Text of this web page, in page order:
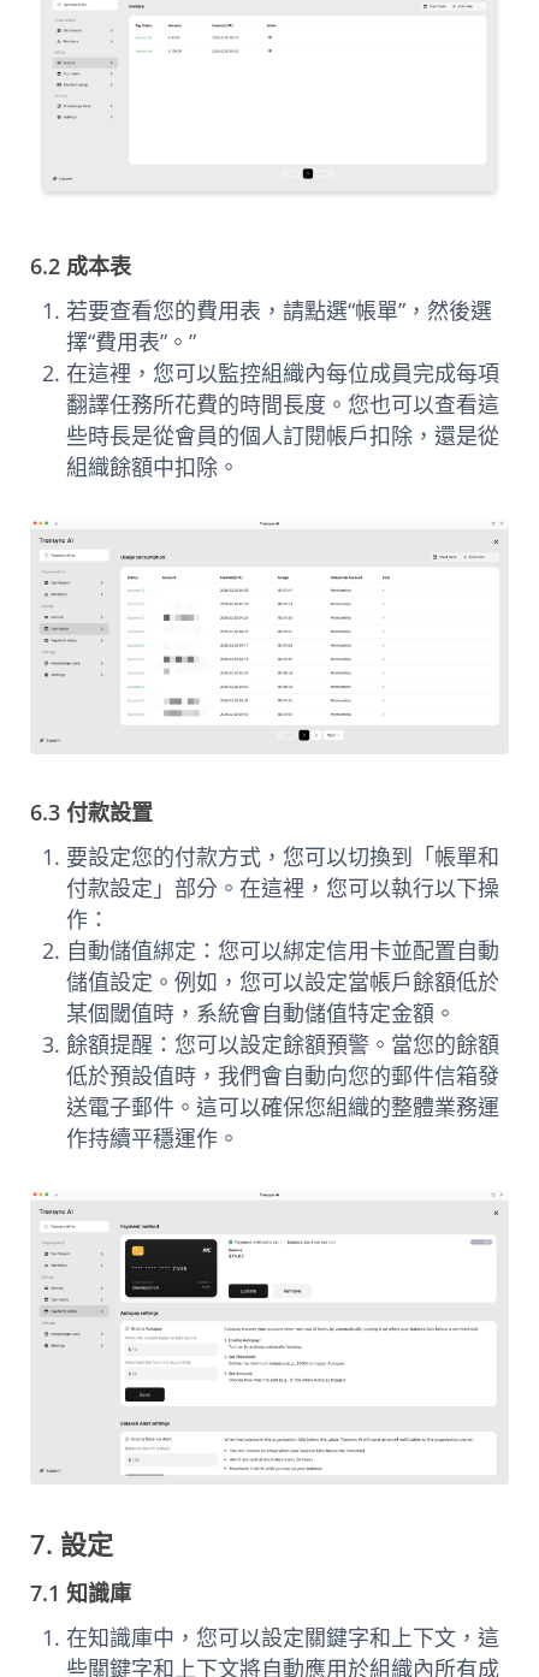
6.2 成本表
若要查看您的費用表，請點選“帳單”，然後選
擇“費用表”。”
在這裡，您可以監控組織內每位成員完成每項
翻譯任務所花費的時間長度。您也可以查看這
些時長是從會員的個人訂閱帳戶扣除，還是從
組織餘額中扣除。
6.3 付款設置
要設定您的付款方式，您可以切換到「帳單和
付款設定」部分。在這裡，您可以執行以下操
作：
自動儲值綁定：您可以綁定信用卡並配置自動
儲值設定。例如，您可以設定當帳戶餘額低於
某個閾值時，系統會自動儲值特定金額。
餘額提醒：您可以設定餘額預警。當您的餘額
低於預設值時，我們會自動向您的郵件信箱發
送電子郵件。這可以確保您組織的整體業務運
作持續平穩運作。
7. 設定
7.1 知識庫
在知識庫中，您可以設定關鍵字和上下文，這
些關鍵字和上下文將自動應用於組織內所有成